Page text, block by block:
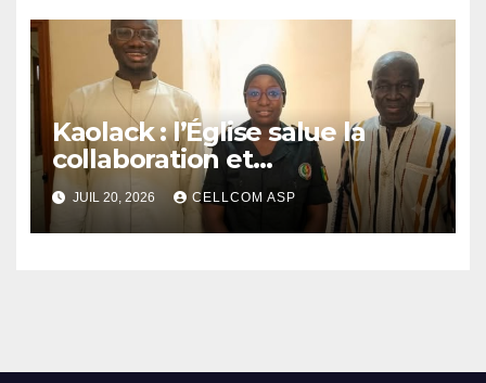
Kaolack : l’Église salue la
collaboration et
l’engagement des Asp
JUIL 20, 2026 CELLCOM ASP